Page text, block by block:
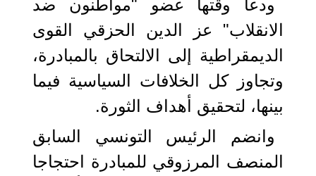
ودعا وقتها عضو "مواطنون ضد
الانقلاب" عز الدين الحزقي القوى
الديمقراطية إلى الالتحاق بالمبادرة،
وتجاوز كل الخلافات السياسية فيما
بينها، لتحقيق أهداف الثورة.
وانضم الرئيس التونسي السابق
المنصف المرزوقي للمبادرة احتجاجا